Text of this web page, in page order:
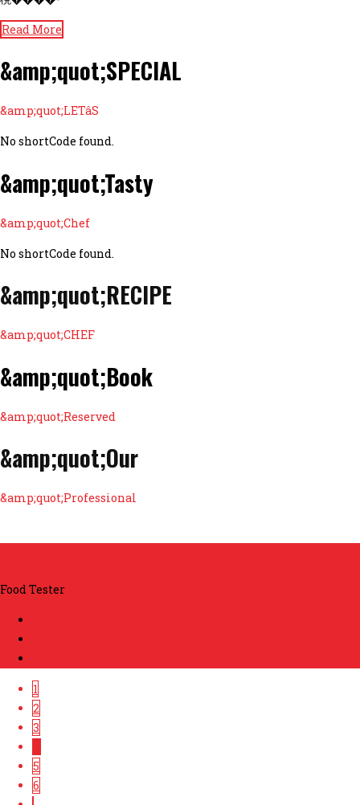
Read More
&amp;quot;SPECIAL
&amp;quot;LETâS
No shortCode found.
&amp;quot;Tasty
&amp;quot;Chef
No shortCode found.
&amp;quot;RECIPE
&amp;quot;CHEF
&amp;quot;Book
&amp;quot;Reserved
&amp;quot;Our
&amp;quot;Professional
Food Tester
1
2
3
5
6